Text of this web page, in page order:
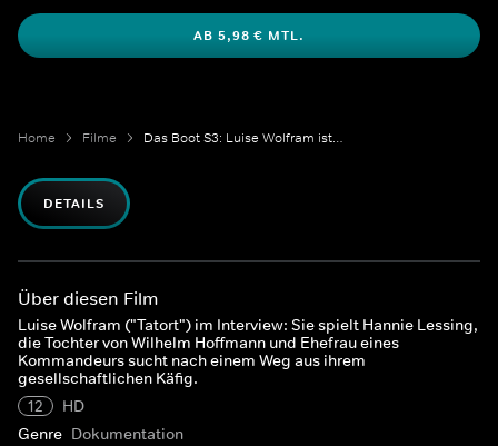
AB 5,98 € MTL.
Home Filme Das Boot S3: Luise Wolfram ist Hannie Lessing
DETAILS
Über diesen Film
Luise Wolfram ("Tatort") im Interview: Sie spielt Hannie Lessing,
die Tochter von Wilhelm Hoffmann und Ehefrau eines
Kommandeurs sucht nach einem Weg aus ihrem
gesellschaftlichen Käfig.
12
HD
Genre Dokumentation